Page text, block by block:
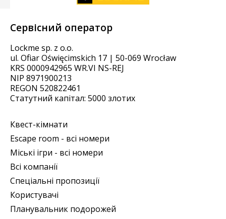
Сервісний оператор
Lockme sp. z o.o.
ul. Ofiar Oświęcimskich 17 | 50-069 Wrocław
KRS 0000942965 WR.VI NS-REJ
NIP 8971900213
REGON 520822461
Статутний капітал: 5000 злотих
Квест-кімнати
Escape room - всі номери
Міські ігри - всі номери
Всі компанії
Спеціальні пропозиції
Користувачі
Планувальник подорожей